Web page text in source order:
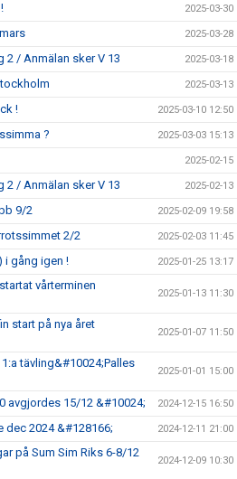
2025-03-30
2025-03-28
2 / Anmälan sker V 13 2025-03-18
2025-03-13
! 2025-03-10 12:50
? 2025-03-03 15:13
2025-02-15
2 / Anmälan sker V 13 2025-02-13
9/2 2025-02-09 19:58
2/2 2025-02-03 11:45
i gång igen ! 2025-01-25 13:17
vårterminen
2025-01-13 11:30
start på nya året
2025-01-07 11:50
tävling&#10024;Palles
2025-01-01 15:00
avgjordes 15/12 &#10024; 2024-12-15 16:50
dec 2024 &#128166; 2024-12-11 21:00
på Sum Sim Riks 6-8/12
2024-12-09 10:30